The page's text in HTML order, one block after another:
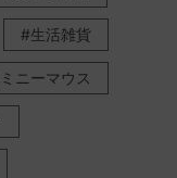
生活雑貨
ミニーマウス